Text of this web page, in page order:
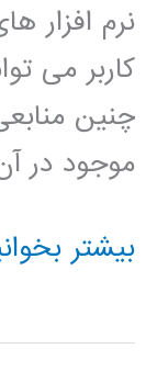
نرم افزار
چنین
موجود در
آموزش
Ado.Net
بیشتر